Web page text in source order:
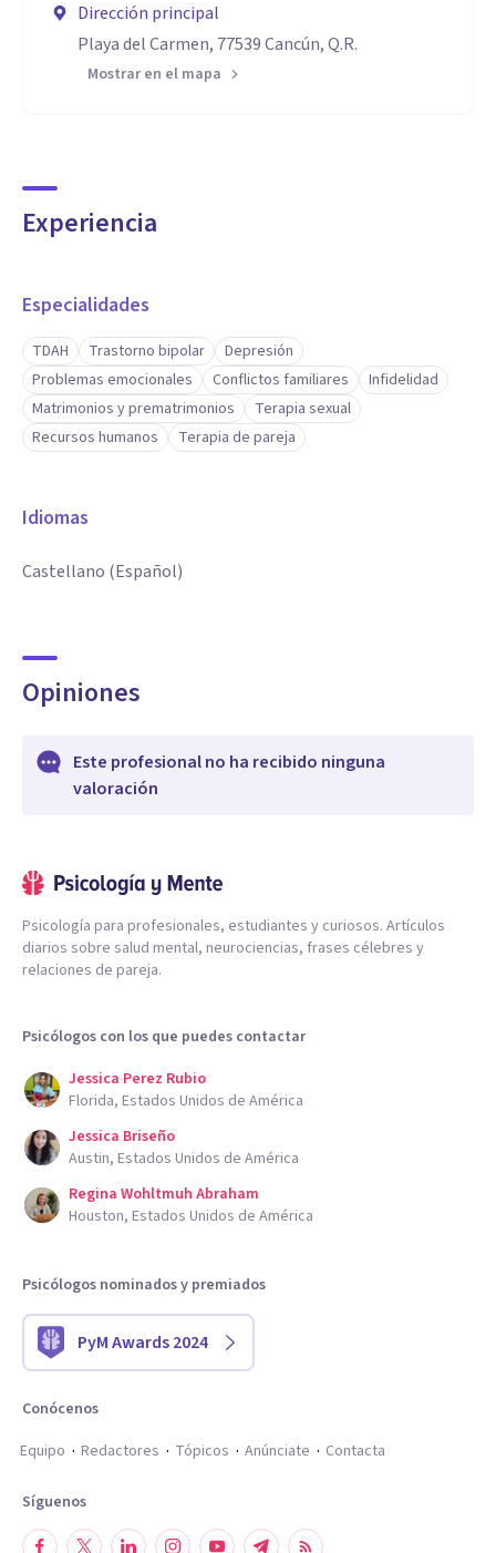
Dirección principal
Playa del Carmen, 77539 Cancún, Q.R.
Mostrar en el mapa
Experiencia
Especialidades
TDAH Trastorno bipolar
Depresión
Problemas emocionales
Conflictos familiares
Infidelidad
Matrimonios y prematrimonios
Terapia sexual
Recursos humanos
Terapia de pareja
Idiomas
Castellano (Español)
Opiniones
Este profesional no ha recibido ninguna
valoración
Psicología para profesionales, estudiantes y curiosos. Artículos
diarios sobre salud mental, neurociencias, frases célebres y
relaciones de pareja.
Psicólogos con los que puedes contactar
Jessica Perez Rubio
Florida, Estados Unidos de América
Jessica Briseño
Austin, Estados Unidos de América
Regina Wohltmuh Abraham
Houston, Estados Unidos de América
Psicólogos nominados y premiados
PyM Awards 2024
Conócenos
Equipo
Redactores Tópicos Anúnciate Contacta
Síguenos